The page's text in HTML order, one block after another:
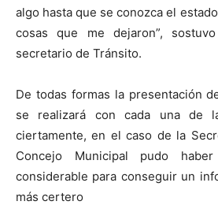
algo hasta que se conozca el
cosas que me dejaron”,
secretario de Tránsito.
De todas formas la presentación
se realizará con cada una de
ciertamente, en el caso de la
Concejo Municipal pudo
considerable para conseguir un
más certero